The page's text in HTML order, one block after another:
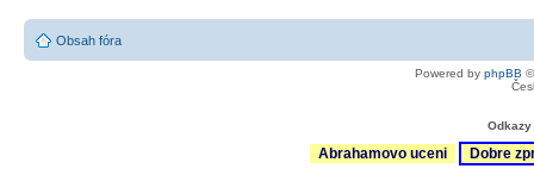
Obsah fóra
Powered by phpBB
Abrahamovo uceni Dobre